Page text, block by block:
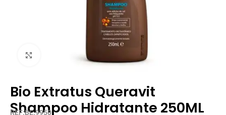
Clique para ampliar
Bio Extratus Queravit
Shampoo Hidratante 250ML
REF:BE.9950